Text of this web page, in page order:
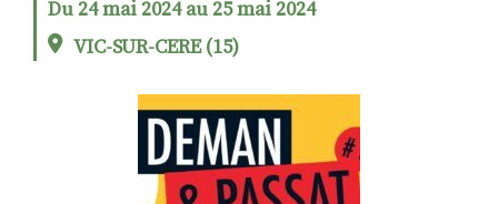
RECHERCHER
S'ABONNER
S'INSCRIRE À LA NEWSLETTER
Du 24 mai 2024 au 25 mai 2024
VIC-SUR-CERE (15)